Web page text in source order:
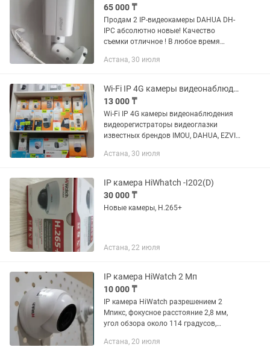
65 000 ₸
Продам 2 IP-видеокамеры DAHUA DH-
IPC абсолютно новые! Качество
съемки отличное ! В любое время
везде! Качество картинки на уровне 5
Астана, 30 июля
Wi-Fi IP 4G камеры видеонаблюдения
13 000 ₸
Wi-Fi IP 4G камеры видеонаблюдения
видеорегистраторы видеоглазки
известных брендов IMOU, DAHUA, EZVIZ
камеры с роутером помогу
настрою...
Астана, 30 июля
IP камера HiWhatch -I202(D)
30 000 ₸
Новые камеры, H.265+
Астана, 22 июля
IP камера HiWatch 2 Мп
10 000 ₸
IP камера HiWatch разрешением 2
Мпикс, фокусное расстояние 2,8 мм,
угол обзора около 114 градусов,
подсветка до 30 метров, питание 12
Астана, 20 июля